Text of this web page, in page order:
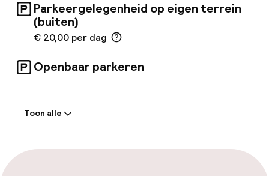
Parkeergelegenheid op eigen terrein
(buiten)
€ 20,00 per dag
Openbaar parkeren
Meertalige medewerkers
Toon alle